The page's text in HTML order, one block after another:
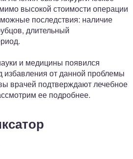
высокой стоимости операции
последствия: наличие
длительный
и медицины появился
избавления от данной проблемы
врачей подтверждают лечебное
ее подробнее.